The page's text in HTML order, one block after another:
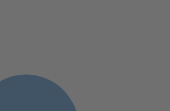
KREUZERFERNWETTFAHRT VIDEOS
EISHEILIGENREGATTA VIDEOS